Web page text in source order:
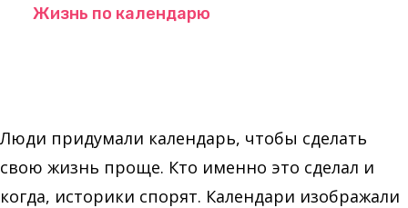
Жизнь по календарю
Люди придумали календарь, чтобы сделать
свою жизнь проще. Кто именно это сделал и
когда, историки спорят. Календари изображали